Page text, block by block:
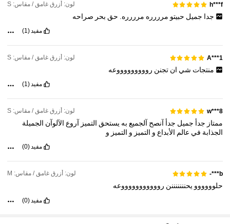
4.87 626K متابعون
4.87
h***f لون: أزرق غامق / مقاس: S
جدا جميل حبيتو مرررره مرررره. حق بحر صراحه
مفيد(1)
A***1 لون: أزرق غامق / مقاس: S
منتجات شي ان تجنن روووووووووعه
مفيد(1)
w***8 لون: أزرق غامق / مقاس: S
ممتاز جدأ جميل جدأ آنصح آلجميع به يستحق التميز آروع الآلوآن الجميلة
الجذابة في عالم الأبداع و التميز و التميز و
مفيد(0)
b***- لون: أزرق غامق / مقاس: M
حلوووووو يحنننننننن روووووووووووعه
مفيد (0)